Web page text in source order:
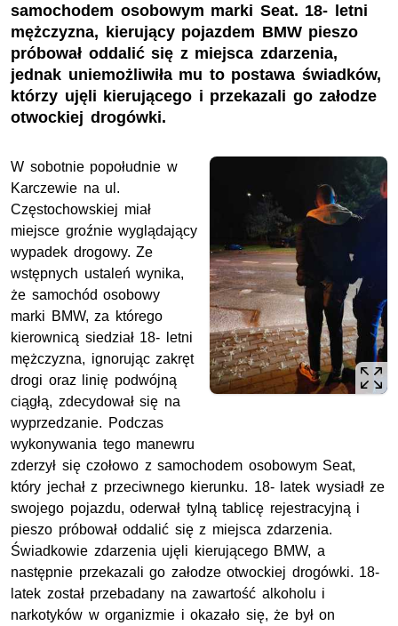
samochodem osobowym marki Seat. 18- letni
mężczyzna, kierujący pojazdem BMW pieszo
próbował oddalić się z miejsca zdarzenia,
jednak uniemożliwiła mu to postawa świadków,
którzy ujęli kierującego i przekazali go załodze
otwockiej drogówki.
W sobotnie popołudnie w
Karczewie na ul.
Częstochowskiej miał
miejsce groźnie wyglądający
wypadek drogowy. Ze
wstępnych ustaleń wynika,
że samochód osobowy
marki BMW, za którego
kierownicą siedział 18- letni
mężczyzna, ignorując zakręt
drogi oraz linię podwójną
ciągłą, zdecydował się na
wyprzedzanie. Podczas
wykonywania tego manewru
zderzył się czołowo z samochodem osobowym Seat,
który jechał z przeciwnego kierunku. 18- latek wysiadł ze
swojego pojazdu, oderwał tylną tablicę rejestracyjną i
pieszo próbował oddalić się z miejsca zdarzenia.
Świadkowie zdarzenia ujęli kierującego BMW, a
następnie przekazali go załodze otwockiej drogówki. 18-
latek został przebadany na zawartość alkoholu i
narkotyków w organizmie i okazało się, że był on